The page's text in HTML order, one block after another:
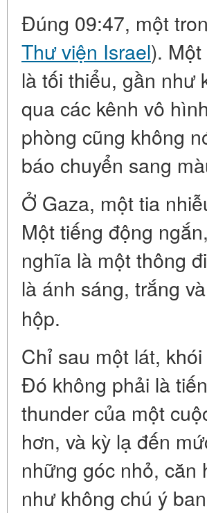
Đúng 09:47, một
Thư viện Israel).
là tối thiểu, gần như
qua các kênh vô
phòng cũng không
báo chuyển sang
Ở Gaza, một tia
Một tiếng động
nghĩa là một thông
là ánh sáng, trắng
hộp.
Chỉ sau một lát,
Đó không phải là
thunder của một
hơn, và kỳ lạ đến
những góc nhỏ, căn
như không chú ý